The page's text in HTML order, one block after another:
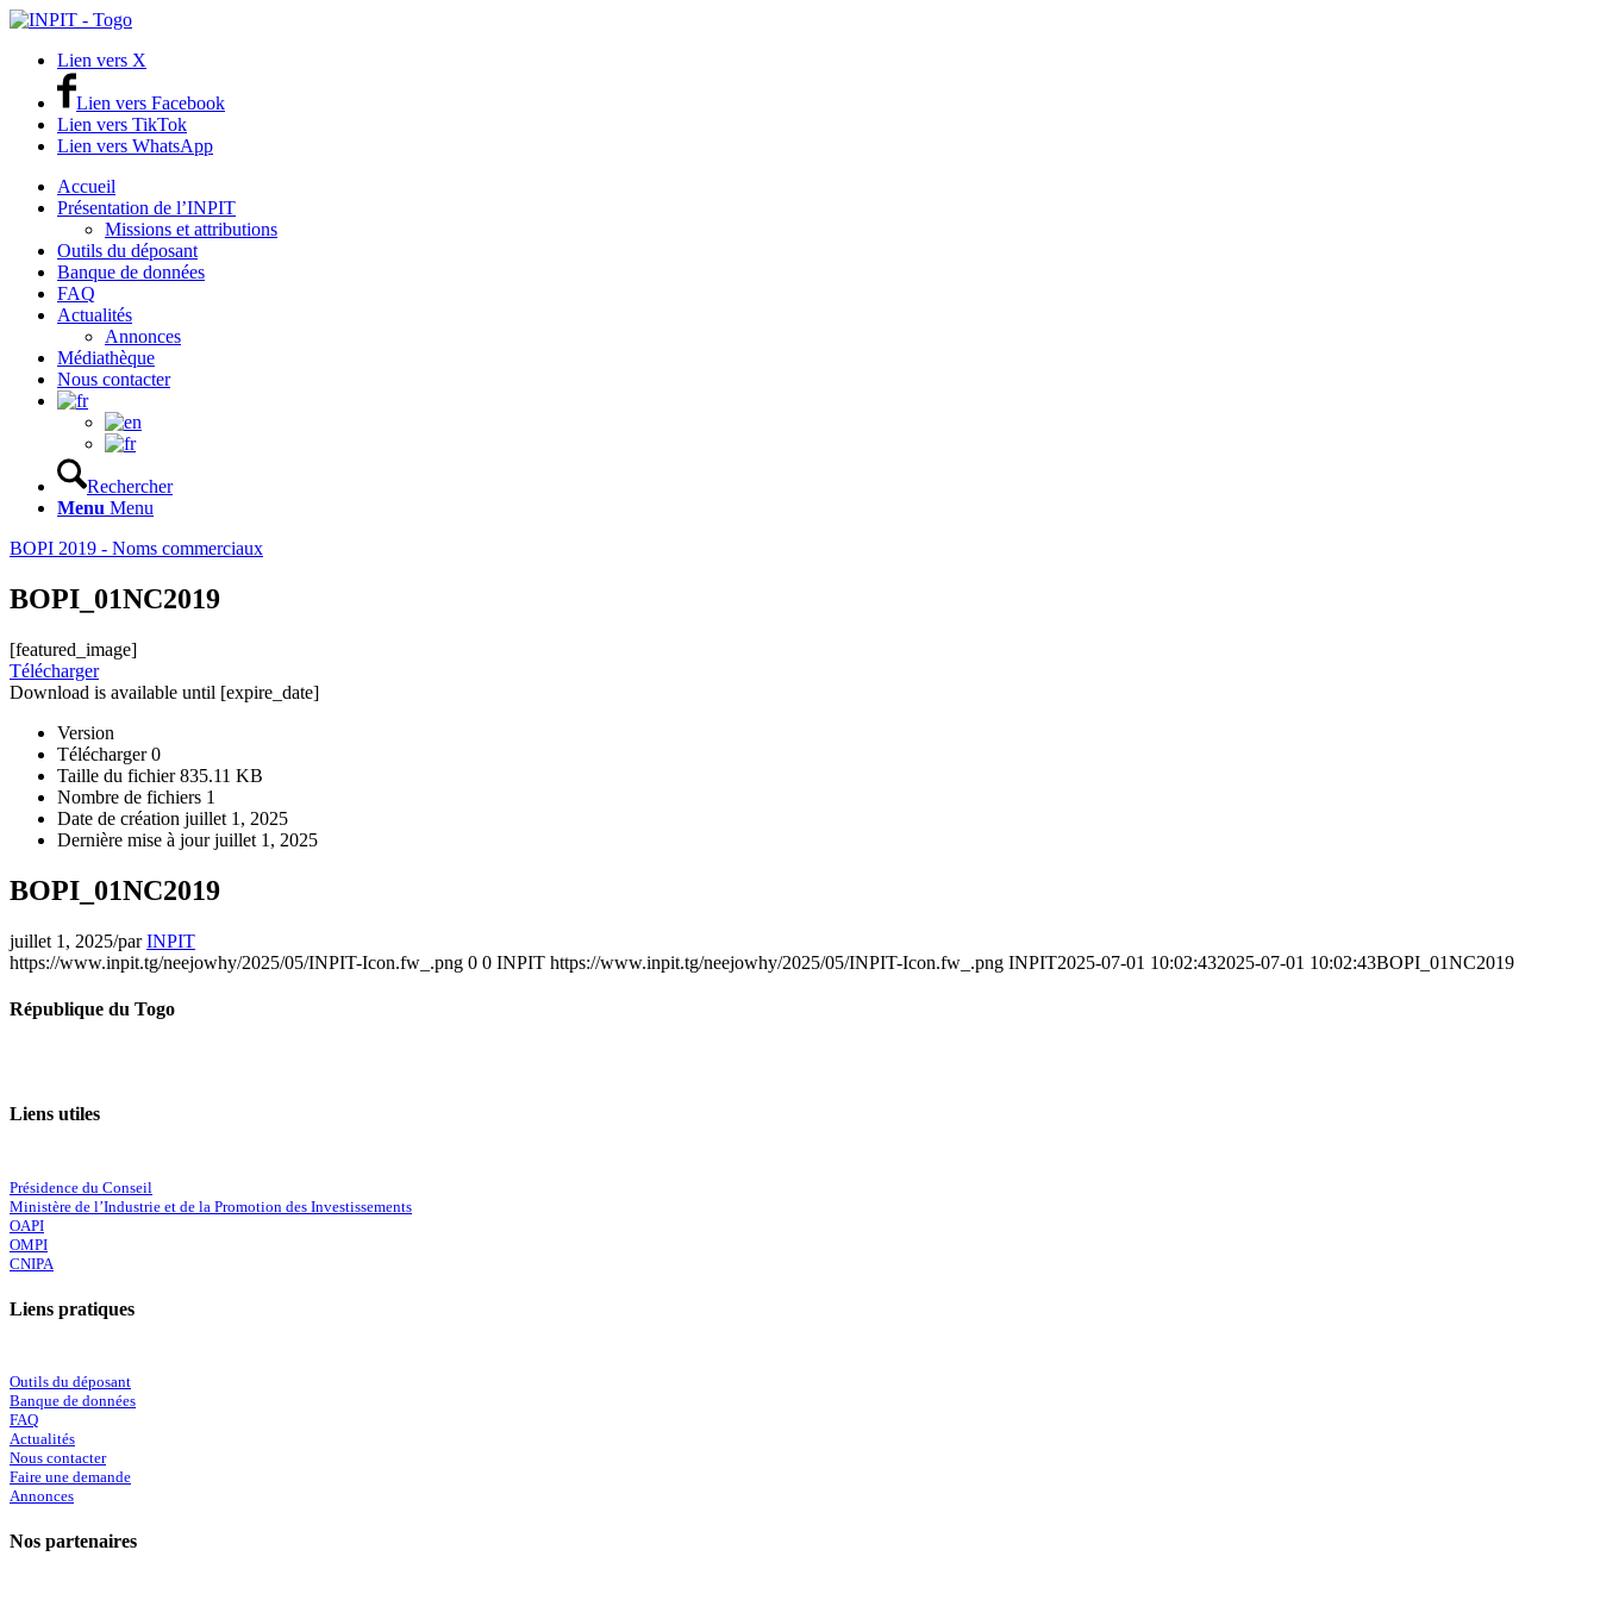
Lien vers X
Lien vers Facebook
Lien vers TikTok
Lien vers WhatsApp
Accueil
Présentation de l’INPIT
Missions et attributions
Outils du déposant
Banque de données
FAQ
Actualités
Annonces
Médiathèque
Nous contacter
Rechercher
Menu Menu
BOPI 2019 - Noms commerciaux
BOPI_01NC2019
[featured_image]
Télécharger
Download is available until [expire_date]
Version
Télécharger0
Taille du fichier835.11 KB
Nombre de fichiers 1
Date de création juillet 1, 2025
Dernière mise à jourjuillet 1, 2025
BOPI_01NC2019
juillet 1, 2025/parINPIT
https://www.inpit.tg/neejowhy/2025/05/INPIT-Icon.fw_.png 0 0 INPIT https://www.inpit.tg/neejowhy/2025/05/INPIT-Icon.fw_.png INPIT2025-07-01 10:02:432025-07-01 10:02:43BOPI_01NC2019
République du Togo
Liens utiles
Présidence du Conseil
Ministère de l’Industrie et de la Promotion des Investissements
OAPI
OMPI
CNIPA
Liens pratiques
Outils du déposant
Banque de données
FAQ
Actualités
Nous contacter
Faire une demande
Annonces
Nos partenaires